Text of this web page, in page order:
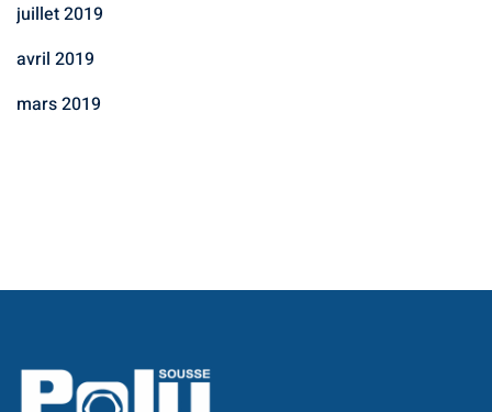
juillet 2019
avril 2019
mars 2019